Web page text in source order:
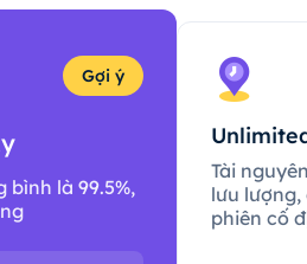
Gợi ý
bình là 99.5%,
Tài
lưu
phiên cố